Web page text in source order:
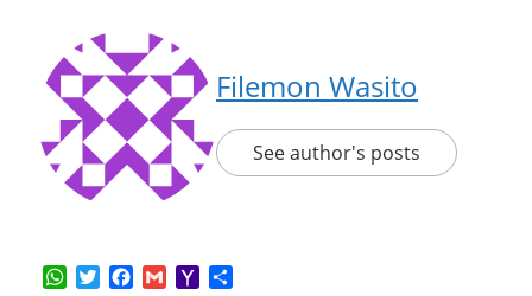
Filemon Wasito
See author's posts
WhatsApp
TwitterFacebook
GmailYahoo